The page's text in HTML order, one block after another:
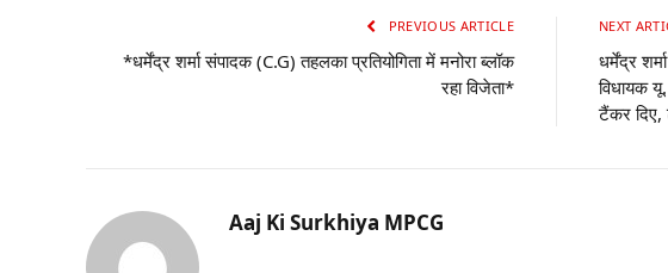
PREVIOUS ARTICLE
*धर्मेंद्र शर्मा संपादक (C.G) तहलका प्रतियोगिता में मनोरा ब्लॉक
रहा विजेता*
NEXT
धर्मेंद्र
विधायक
टैंकर दिए,
Aaj Ki Surkhiya MPCG